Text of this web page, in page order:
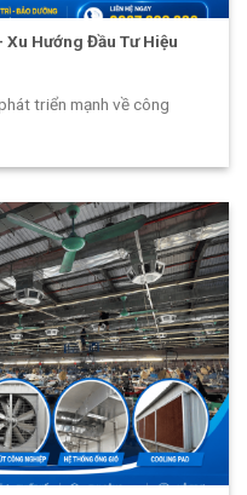
Hướng Đầu Tư Hiệu
triển mạnh về công